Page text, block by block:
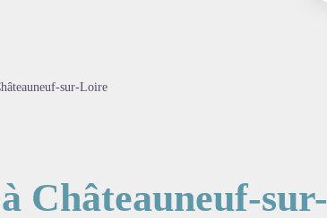
sur-Loire
Châteauneuf-sur-